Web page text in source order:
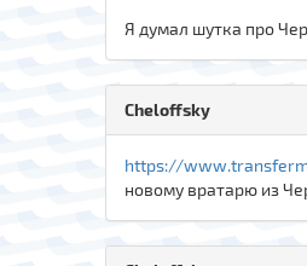
Я думал шутка про
Cheloffsky
https://
новому вратарю из